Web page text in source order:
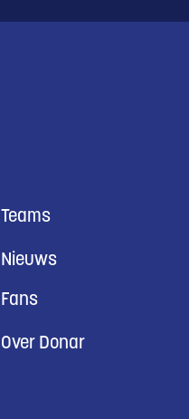
Teams
Nieuws
Fans
Over Donar